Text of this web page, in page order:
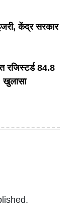
केंद्र सरकार
रजिस्टर्ड 84.8
खुलासा